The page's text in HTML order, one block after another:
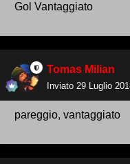
Gol Vantaggiato
Tomas Milian
Inviato 29 Luglio
pareggio, vantaggiato